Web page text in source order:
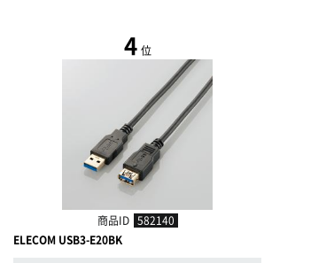
4 位
商品ID 582140
ELECOM USB3-E20BK